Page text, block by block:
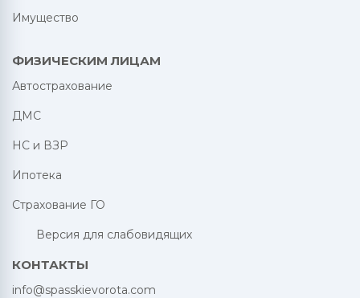
Имущество
ФИЗИЧЕСКИМ ЛИЦАМ
Автострахование
ДМС
НС и ВЗР
Ипотека
Страхование ГО
Версия для слабовидящих
КОНТАКТЫ
info@spasskievorota.com